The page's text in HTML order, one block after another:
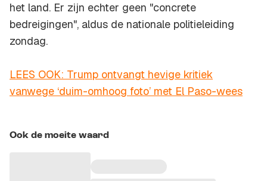
het land. Er zijn echter geen "concrete
bedreigingen", aldus de nationale politieleiding
zondag.
LEES OOK: Trump ontvangt hevige kritiek
vanwege ‘duim-omhoog foto’ met El Paso-wees
Ook de moeite waard